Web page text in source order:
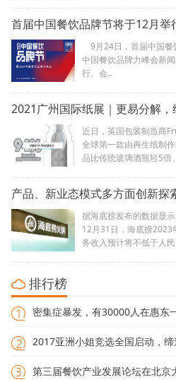
首届中国餐饮品牌节将于12月举
9月24日，首届中国餐
中国餐饮品牌力峰会新
行。会..
近日，英国包装制造商
全球第一款由再生纸制
品比传统玻璃酒瓶轻5倍
据海底捞发布的数据显
12月31日，海底捞2023
务收入预计将不低于人
排行榜
密集症暴发，有30000人在惠东
第三届餐饮产业发展论坛在北京